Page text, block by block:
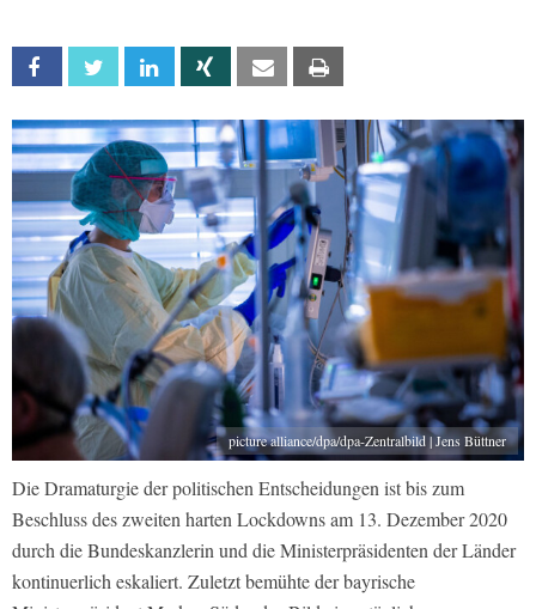
Facebook Twitter Linkedin Xing Email
picture alliance/dpa/dpa-Zentralbild | Jens Büttner
Die Dramaturgie der politischen Entscheidungen ist bis zum
Beschluss des zweiten harten Lockdowns am 13. Dezember 2020
durch die Bundeskanzlerin und die Ministerpräsidenten der Länder
kontinuerlich eskaliert. Zuletzt bemühte der bayrische